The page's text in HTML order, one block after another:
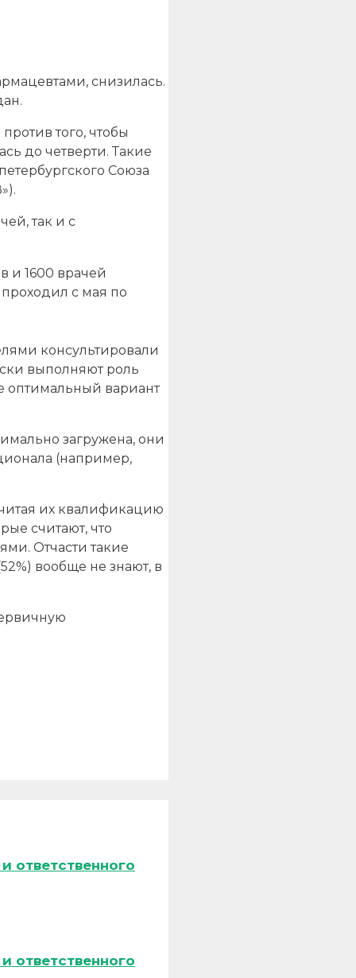
снизилась.
того, чтобы
до четверти. Такие
Союза
так и с
и 1600 врачей
с мая по
консультировали
выполняют роль
оптимальный вариант
загружена, они
(например,
их квалификацию
считают, что
Отчасти такие
вообще не знают, в
ответственного
ответственного